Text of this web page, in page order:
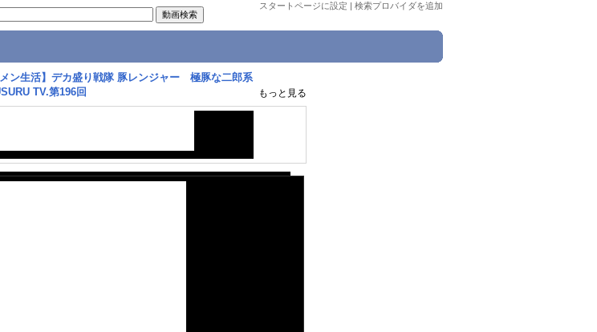
スタートページに設定 | 検索プロバイダを追加
メン生活】デカ盛り戦隊 豚レンジャー 極豚な二郎系
TV.第196回
もっと見る